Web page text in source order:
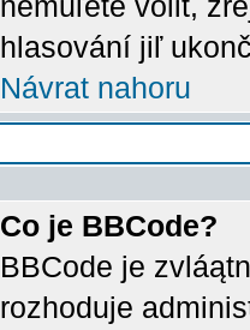
hlasování jiľ
Návrat nahoru
Co je BBCode?
BBCode je
rozhoduje